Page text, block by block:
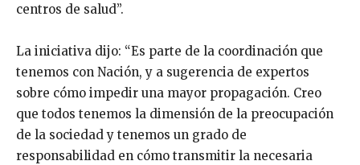
centros de salud”.
La iniciativa dijo: “Es parte de la coordinación que
tenemos con Nación, y a sugerencia de expertos
sobre cómo impedir una mayor propagación. Creo
que todos tenemos la dimensión de la preocupación
de la sociedad y tenemos un grado de
responsabilidad en cómo transmitir la necesaria